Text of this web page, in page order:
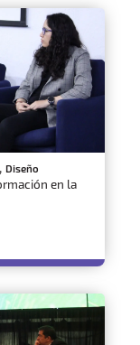
, Diseño
en la